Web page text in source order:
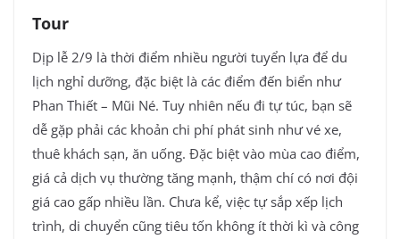
Tour
Dịp lễ 2/9 là thời điểm nhiều người tuyển lựa để du
lịch nghỉ dưỡng, đặc biệt là các điểm đến biển như
Phan Thiết – Mũi Né. Tuy nhiên nếu đi tự túc, bạn sẽ
dễ gặp phải các khoản chi phí phát sinh như vé xe,
thuê khách sạn, ăn uống. Đặc biệt vào mùa cao điểm,
giá cả dịch vụ thường tăng mạnh, thậm chí có nơi đội
giá cao gấp nhiều lần. Chưa kể, việc tự sắp xếp lịch
trình, di chuyển cũng tiêu tốn không ít thời kì và công